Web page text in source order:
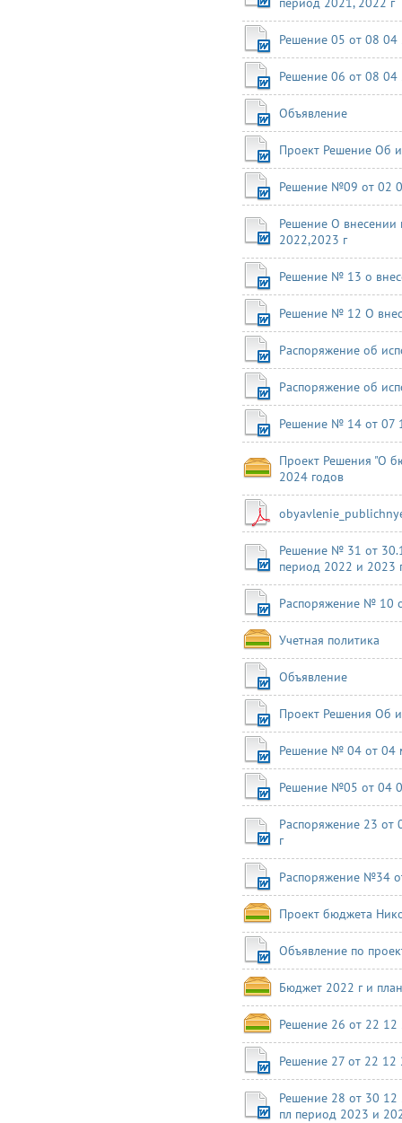
Решение 05 от 08
Решение 06 от 08
Объявление
Проект Решение Об
Решение №09 от 02
Решение О
2022,2023 г
Решение № 13 о
Решение № 12 О
Распоряжение об
Распоряжение об
Решение № 14 от 07
Проект Решения "О
2024 годов
Решение № 31 от
период 2022 и 2023
Распоряжение № 10
Учетная политика
Объявление
Проект Решения Об
Решение № 04 от 04
Решение №05 от 04
Распоряжение 23 от
г
Распоряжение №34
Проект бюджета
Объявление по
Бюджет 2022 г и
Решение 26 от 22
Решение 27 от 22
Решение 28 от 30
пл период 2023 и